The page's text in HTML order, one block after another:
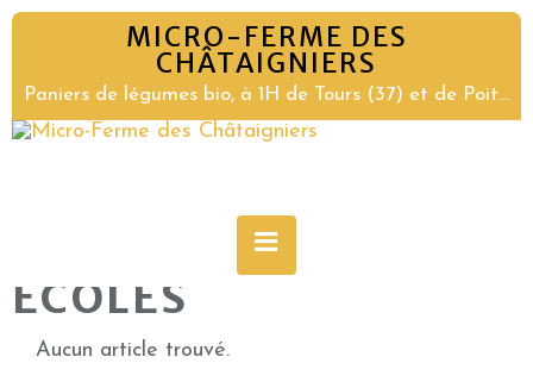
MICRO-FERME DES
CHÂTAIGNIERS
Paniers de légumes bio, à 1H de Tours (37) et de Poitiers (86)
ECOLES
Aucun article trouvé.